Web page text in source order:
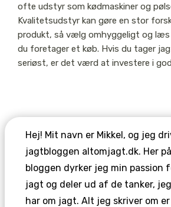
ofte udstyr som kødmaskiner og
Kvalitetsudstyr kan gøre en stor
produkt, så vælg omhyggeligt og læs
du foretager et køb. Hvis du tager
seriøst, er det værd at investere i
Hej! Mit navn er Mikkel, og jeg
jagtbloggen altomjagt.dk. Her på
bloggen dyrker jeg min passion
jagt og deler ud af de tanker, jeg
har om jagt. Alt jeg skriver om er